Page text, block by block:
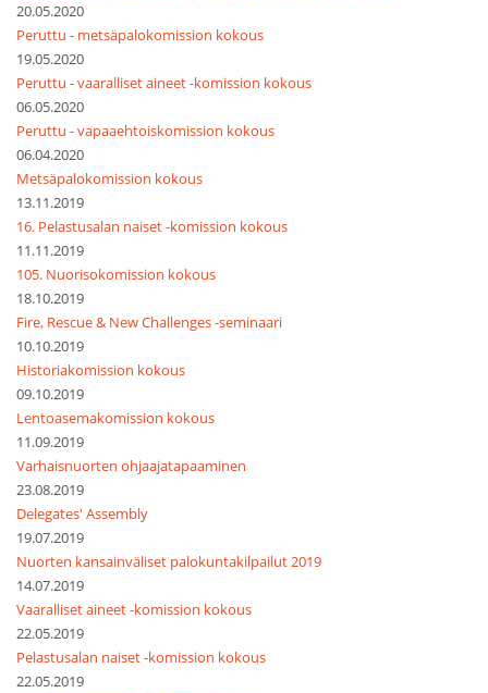
20.05.2020
Peruttu - metsäpalokomission kokous
19.05.2020
Peruttu - vaaralliset aineet -komission kokous
06.05.2020
Peruttu - vapaaehtoiskomission kokous
06.04.2020
Metsäpalokomission kokous
13.11.2019
16. Pelastusalan naiset -komission kokous
11.11.2019
105. Nuorisokomission kokous
18.10.2019
Fire, Rescue & New Challenges -seminaari
10.10.2019
Historiakomission kokous
09.10.2019
Lentoasemakomission kokous
11.09.2019
Varhaisnuorten ohjaajatapaaminen
23.08.2019
Delegates' Assembly
19.07.2019
Nuorten kansainväliset palokuntakilpailut 2019
14.07.2019
Vaaralliset aineet -komission kokous
22.05.2019
Pelastusalan naiset -komission kokous
22.05.2019